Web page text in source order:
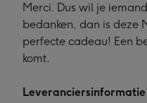
Merci. Dus wil je
bedanken, dan is deze
perfecte cadeau! Een
komt.
Leveranciersinformatie